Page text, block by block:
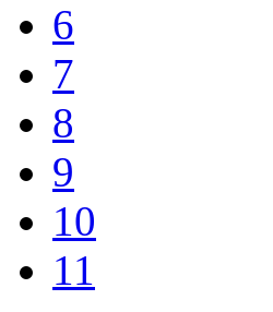
6
7
8
9
10
11